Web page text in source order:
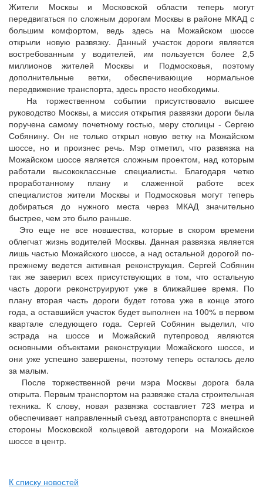
Жители Москвы и Московской области теперь могут
передвигаться по сложным дорогам Москвы в районе МКАД с
большим комфортом, ведь здесь на Можайском шоссе
открыли новую развязку. Данный участок дороги является
востребованным у водителей, им пользуется более 2,5
миллионов жителей Москвы и Подмосковья, поэтому
дополнительные ветки, обеспечивающие нормальное
передвижение транспорта, здесь просто необходимы.
На торжественном событии присутствовало высшее
руководство Москвы, а миссия открытия развязки дороги была
поручена самому почетному гостью, меру столицы - Сергею
Собянину. Он не только открыл новую ветку на Можайском
шоссе, но и произнес речь. Мэр отметил, что развязка на
Можайском шоссе является сложным проектом, над которым
работали высококлассные специалисты. Благодаря четко
проработанному плану и слаженной работе всех
специалистов жители Москвы и Подмосковья могут теперь
добираться до нужного места через МКАД значительно
быстрее, чем это было раньше.
Это еще не все новшества, которые в скором времени
облегчат жизнь водителей Москвы. Данная развязка является
лишь частью Можайского шоссе, а над остальной дорогой по-
прежнему ведется активная реконструкция. Сергей Собянин
так же заверил всех присутствующих в том, что остальную
часть дороги реконструируют уже в ближайшее время. По
плану вторая часть дороги будет готова уже в конце этого
года, а оставшийся участок будет выполнен на 100% в первом
квартале следующего года. Сергей Собянин выделил, что
эстрада на шоссе и Можайский путепровод являются
основными объектами реконструкции Можайского шоссе, и
они уже успешно завершены, поэтому теперь осталось дело
за малым.
После торжественной речи мэра Москвы дорога бала
открыта. Первым транспортом на развязке стала строительная
техника. К слову, новая развязка составляет 723 метра и
обеспечивает направленный съезд автотранспорта с внешней
стороны Московской кольцевой автодороги на Можайское
шоссе в центр.
К списку новостей